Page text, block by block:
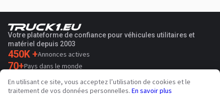
Votre plateforme de confiance pour véhicules utilitaires et
matériel depuis 2003
450K +Annonces actives
70+Pays dans le monde
36 Langues prises en charge
En utilisant ce site, vous acceptez l’utilisation de cookies et le
traitement de vos données personnelles. En savoir plus